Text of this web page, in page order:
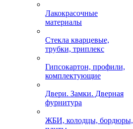
Лакокрасочные
материалы
Стекла кварцевые,
трубки, триплекс
Гипсокартон, профили,
комплектующие
Двери. Замки. Дверная
фурнитура
ЖБИ, колодцы, бордюры,